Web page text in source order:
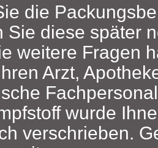
die
Sie diese später
weitere Fragen
Arzt,
wurde
verschrieben.